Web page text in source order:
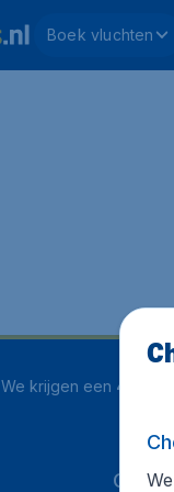
Boek vluchten
We krijgen een 4 uit 5